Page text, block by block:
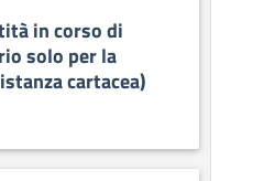
in corso di
solo per la
cartacea)